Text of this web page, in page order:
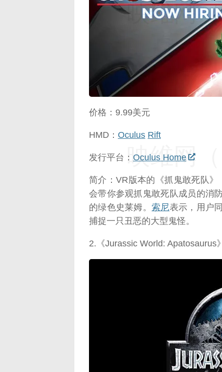
价格：9.99美元
HMD： Oculus Rift
发行平台： Oculus Home
简介：VR版本的《抓鬼敢死队》
会带你参观抓鬼敢死队成员的消
的绿色史莱姆。索尼表示，用户
捕捉一只丑恶的大型鬼怪。
2.《Jurassic World: Apatosaurus》
映维网
映维网
映维网